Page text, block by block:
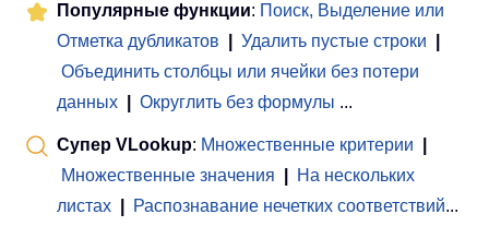
Популярные функции: Поиск, Выделение или
Отметка дубликатов
Удалить пустые строки
Объединить столбцы или ячейки без потери
данных
Округлить без формулы ...
Супер VLookup: Множественные критерии
Множественные значения
На нескольких
листах
Распознавание нечетких соответствий...